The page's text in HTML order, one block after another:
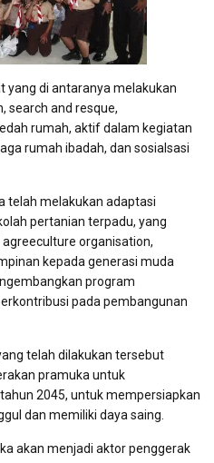
yang di antaranya melakukan
search and resque,
rumah, aktif dalam kegiatan
rumah ibadah, dan sosialsasi
telah melakukan adaptasi
pertanian terpadu, yang
organisation,
kepada generasi muda
program
pada pembangunan
telah dilakukan tersebut
pramuka untuk
2045, untuk mempersiapkan
dan memiliki daya saing.
akan menjadi aktor penggerak